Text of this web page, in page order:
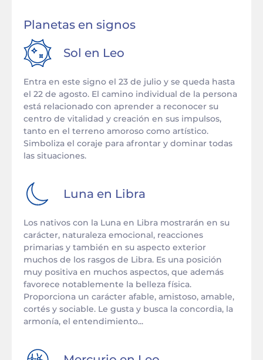
Planetas en signos
Sol en Leo
Entra en este signo el 23 de julio y se queda hasta
el 22 de agosto. El camino individual de la persona
está relacionado con aprender a reconocer su
centro de vitalidad y creación en sus impulsos,
tanto en el terreno amoroso como artístico.
Simboliza el coraje para afrontar y dominar todas
las situaciones.
Luna en Libra
Los nativos con la Luna en Libra mostrarán en su
carácter, naturaleza emocional, reacciones
primarias y también en su aspecto exterior
muchos de los rasgos de Libra. Es una posición
muy positiva en muchos aspectos, que además
favorece notablemente la belleza física.
Proporciona un carácter afable, amistoso, amable,
cortés y sociable. Le gusta y busca la concordia, la
armonía, el entendimiento...